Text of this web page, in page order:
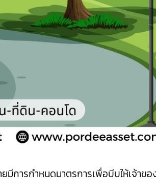
มีการกำหนดมาตรการเพื่อบีบให้เจ้าข